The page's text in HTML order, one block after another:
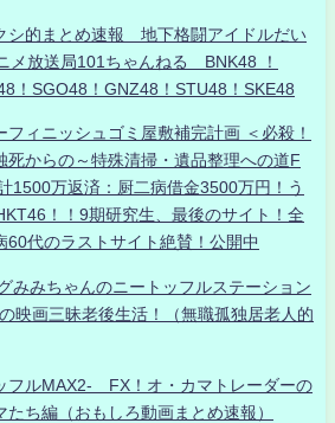
的まとめ速報 地下格闘アイドルだい
放送局101ちゃんねる BNK48 ！
！SGO48！GNZ48！STU48！SKE48
フィニッシュゴミ屋敷補完計画 ＜必殺！
死からの～特殊清掃・遺品整理への道F
1500万返済：厨二病借金3500万円！う
！！9期研究生、最後のサイト！全
60代のラストサイト絶賛！公開中
みみちゃんのニートッフルステーション
映画三昧老後生活！（無職孤独居老人的
フルMAX2- FX！オ・カマトレーダーの
ち編（おもしろ動画まとめ速報）